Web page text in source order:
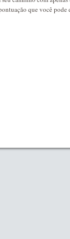
que você pode